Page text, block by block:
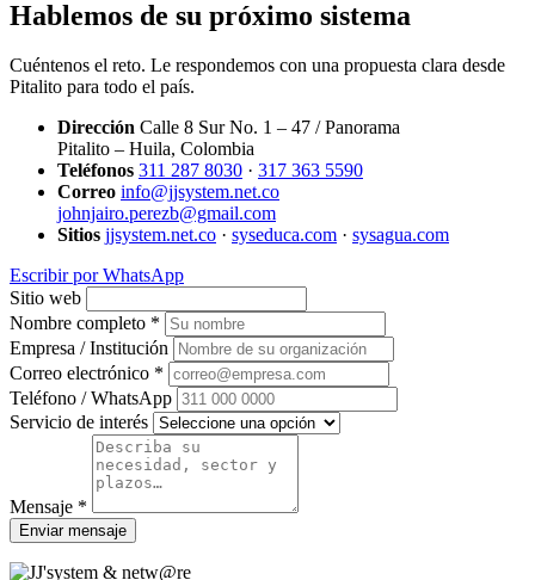
Hablemos de su próximo sistema
Cuéntenos el reto. Le respondemos con una propuesta clara desde
Pitalito para todo el país.
Dirección Calle 8 Sur No. 1 – 47 / Panorama
Pitalito – Huila, Colombia
Teléfonos 311 287 8030 · 317 363 5590
Correo info@jjsystem.net.co
johnjairo.perezb@gmail.com
Sitios jjsystem.net.co · syseduca.com · sysagua.com
Escribir por WhatsApp
Sitio web
Nombre completo *
Empresa / Institución
Correo electrónico *
Teléfono / WhatsApp
Servicio de interés
Mensaje *
Enviar mensaje